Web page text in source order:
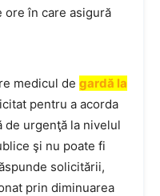
ore în care asigură
medicul de gardă la
pentru a acorda
de urgenţă la nivelul
şi nu poate fi
solicitării,
prin diminuarea